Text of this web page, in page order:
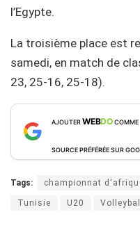
l’Egypte.
La troisième place est
samedi, en match de
23, 25-16, 25-18).
AJOUTERWEBDOCOMME
SOURCE PRÉFÉRÉE SUR
Tags: championnat
Tunisie U20 Volleyball